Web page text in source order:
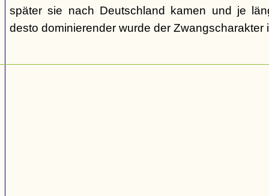
später sie nach Deutschland kamen und je
desto dominierender wurde der Zwangscharakter